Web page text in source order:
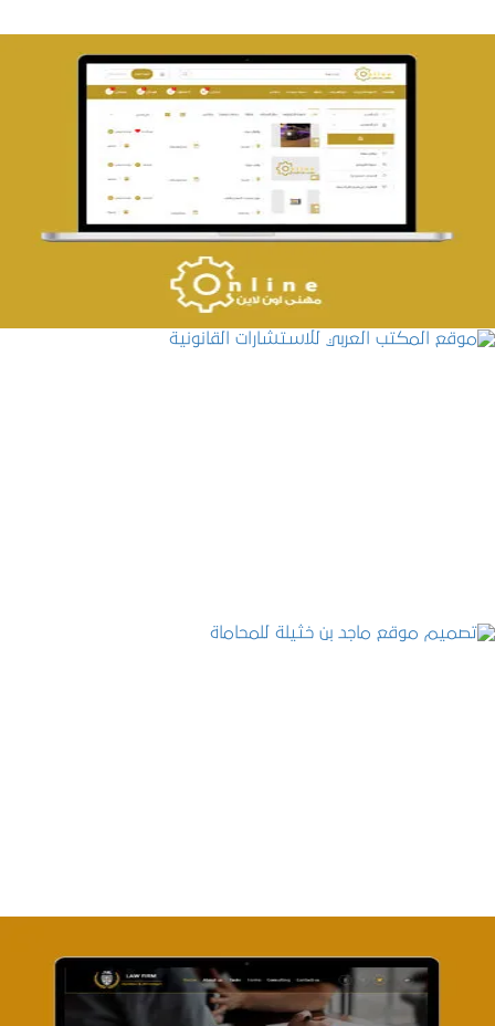
تصميم حراج مهنى
التفاصيل